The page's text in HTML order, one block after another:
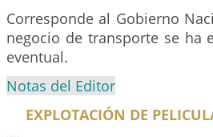
Corresponde al Gobierno
negocio de transporte se ha
eventual.
Notas del Editor
EXPLOTACIÓN DE